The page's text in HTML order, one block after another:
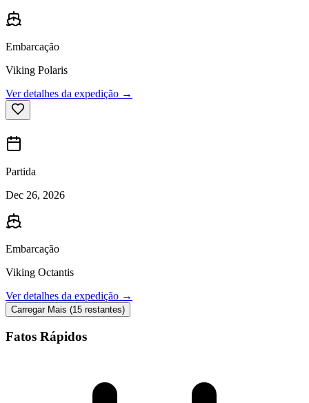
Embarcação
Viking Polaris
Ver detalhes da expedição →
Partida
Dec 26, 2026
Embarcação
Viking Octantis
Ver detalhes da expedição →
Carregar Mais (15 restantes)
Fatos Rápidos